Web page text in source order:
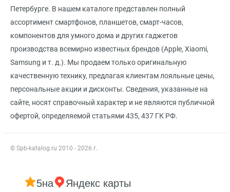
Петербурге. В нашем каталоге представлен полный
ассортимент смартфонов, планшетов, смарт-часов,
компонентов для умного дома и других гаджетов
производства всемирно известных брендов (Apple, Xiaomi,
Samsung и т. д.). Мы продаем только оригинальную
качественную технику, предлагая клиентам лояльные цены,
персональные акции и дисконты. Сведения, указанные на
сайте, носят справочный характер и не являются публичной
офертой, определяемой статьями 435, 437 ГК РФ.
© Spb-katalog.ru 2010 - 2026 г.
5на Яндекс карты